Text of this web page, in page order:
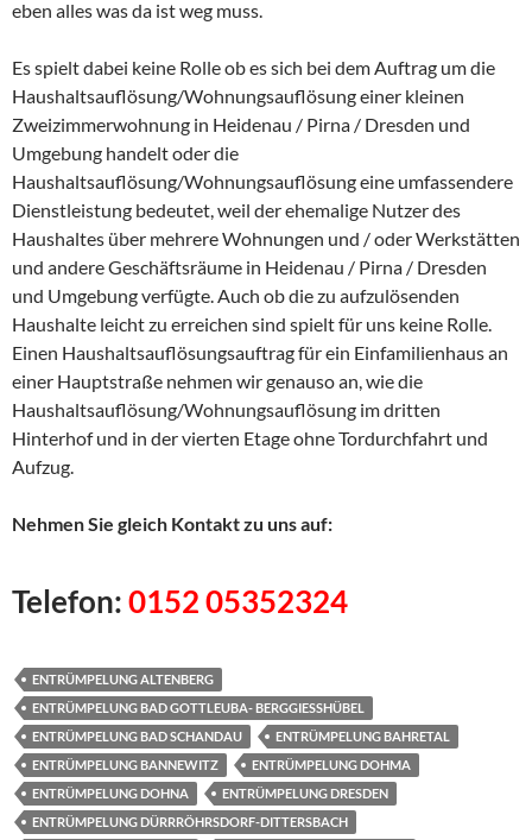
eben alles was da ist weg muss.
Es spielt dabei keine Rolle ob es sich bei dem Auftrag um die
Haushaltsauflösung/Wohnungsauflösung einer kleinen
Zweizimmerwohnung in Heidenau / Pirna / Dresden und
Umgebung handelt oder die
Haushaltsauflösung/Wohnungsauflösung eine umfassendere
Dienstleistung bedeutet, weil der ehemalige Nutzer des
Haushaltes über mehrere Wohnungen und / oder Werkstätten
und andere Geschäftsräume in Heidenau / Pirna / Dresden
und Umgebung verfügte. Auch ob die zu aufzulösenden
Haushalte leicht zu erreichen sind spielt für uns keine Rolle.
Einen Haushaltsauflösungsauftrag für ein Einfamilienhaus an
einer Hauptstraße nehmen wir genauso an, wie die
Haushaltsauflösung/Wohnungsauflösung im dritten
Hinterhof und in der vierten Etage ohne Tordurchfahrt und
Aufzug.
Nehmen Sie gleich Kontakt zu uns auf:
Telefon:0152 05352324
ENTRÜMPELUNG ALTENBERG
ENTRÜMPELUNG BAD GOTTLEUBA- BERGGIESSHÜBEL
ENTRÜMPELUNG BAD SCHANDAU
ENTRÜMPELUNG BAHRETAL
ENTRÜMPELUNG BANNEWITZ
ENTRÜMPELUNG DOHMA
ENTRÜMPELUNG DOHNA
ENTRÜMPELUNG DRESDEN
ENTRÜMPELUNG DÜRRRÖHRSDORF-DITTERSBACH